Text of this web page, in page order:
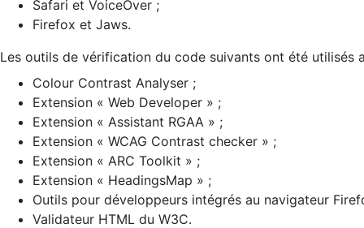
Safari et VoiceOver ;
Firefox et Jaws.
Les outils de vérification du code suivants ont été utilisés
Colour Contrast Analyser ;
Extension « Web Developer » ;
Extension « Assistant RGAA » ;
Extension « WCAG Contrast checker » ;
Extension « ARC Toolkit » ;
Extension « HeadingsMap » ;
Outils pour développeurs intégrés au navigateur
Validateur HTML du W3C.